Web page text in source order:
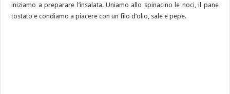
iniziamo a preparare l’insalata. Uniamo allo spinacino le noci, il pane
tostato e condiamo a piacere con un filo d’olio, sale e pepe.